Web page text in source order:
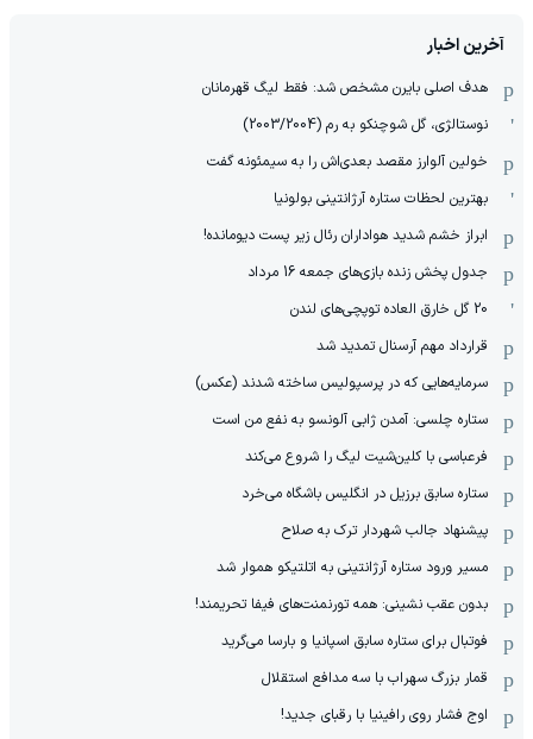
آخرین اخبار
هدف اصلی بایرن مشخص شد: فقط لیگ قهرمانان
نوستالژی، گل شوچنکو به رم (2003/2004)
خولین آلوارز مقصد بعدی‌اش را به سیمئونه گفت
بهترین لحظات ستاره آرژانتینی بولونیا
ابراز خشم شدید هواداران رئال زیر پست دیومانده!
جدول پخش زنده بازی‌های جمعه 16 مرداد
20 گل خارق العاده توپچی‌های لندن
قرارداد مهم آرسنال تمدید شد
سرمایه‌هایی که در پرسپولیس ساخته شدند (عکس)
ستاره چلسی: آمدن ژابی آلونسو به نفع من است
فرعباسی با کلین‌شیت لیگ را شروع می‌کند
ستاره سابق برزیل در انگلیس باشگاه می‌خرد
پیشنهاد جالب شهردار ترک به صلاح
مسیر ورود ستاره آرژانتینی به اتلتیکو هموار شد
بدون عقب نشینی: همه تورنمنت‌های فیفا تحریمند!
فوتبال برای ستاره سابق اسپانیا و بارسا می‌گرید
قمار بزرگ سهراب با سه مدافع استقلال
اوج فشار روی رافینیا با رقبای جدید!